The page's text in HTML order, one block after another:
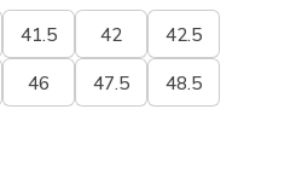
41.5 42 42.5
46 47.5 48.5